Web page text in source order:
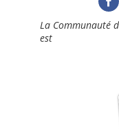
La Communauté
est